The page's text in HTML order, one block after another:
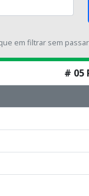
em filtrar sem
# 05